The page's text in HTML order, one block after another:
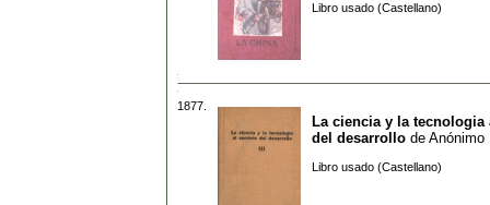
Libro usado (Castellano)
1877.
La ciencia y la
del desarrollo de Anónimo
Libro usado (Castellano)